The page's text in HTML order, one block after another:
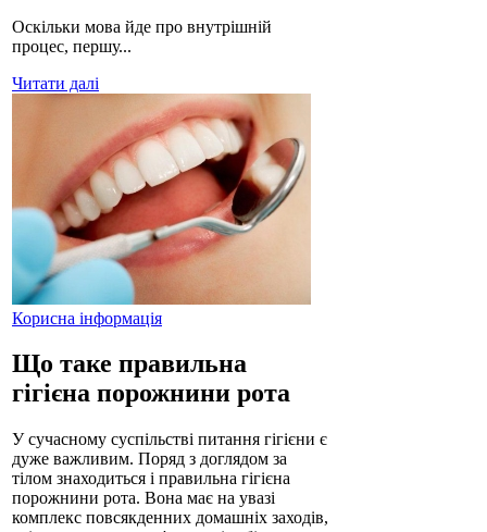
Оскільки мова йде про внутрішній
процес, першу...
Читати далі
Корисна інформація
Що таке правильна
гігієна порожнини рота
У сучасному суспільстві питання гігієни є
дуже важливим. Поряд з доглядом за
тілом знаходиться і правильна гігієна
порожнини рота. Вона має на увазі
комплекс повсякденних домашніх заходів,